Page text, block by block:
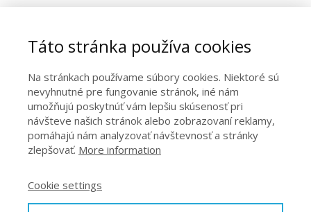
Moja FB stránka
Kontakt
Táto stránka používa cookies
Na stránkach používame súbory cookies. Niektoré sú
nevyhnutné pre fungovanie stránok, iné nám
umožňujú poskytnúť vám lepšiu skúsenosť pri
návšteve našich stránok alebo zobrazovaní reklamy,
pomáhajú nám analyzovať návštevnosť a stránky
zlepšovať. More information
Cookie settings